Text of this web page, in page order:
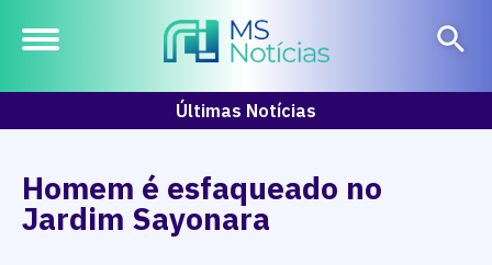
Últimas Notícias
Homem é esfaqueado no
Jardim Sayonara